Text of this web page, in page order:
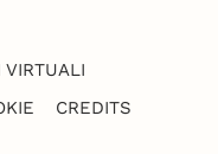
VIRTUALI
CREDITS